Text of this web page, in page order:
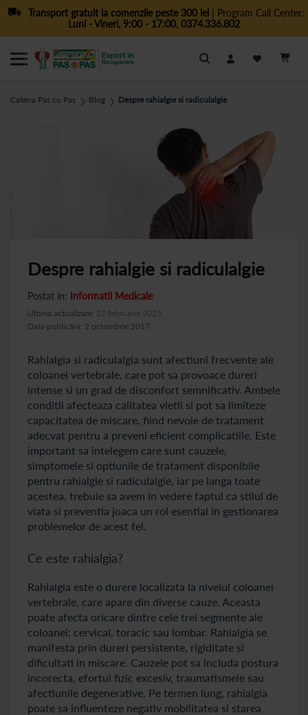
Transport gratuit la comenzile peste 300 lei| Program Call Center:
Luni - Vineri, 9:00 - 17:00, 0374.336.802
Cautare
Catena Pas cu Pas ❯ Blog ❯ Despre rahialgie si radiculalgie
Despre rahialgie si radiculalgie
Postat in: Informatii Medicale
Data publicării: 2 octombrie 2017
Ultima actualizare: 27 februarie 2025
Rahialgia si radiculalgia sunt afectiuni frecvente ale
coloanei vertebrale, care pot sa provoace dureri
intense si un grad de disconfort semnificativ. Ambele
conditii afecteaza calitatea vietii si pot sa limiteze
capacitatea de miscare, fiind nevoie de tratament
adecvat pentru a preveni eficient complicatiile. Este
important sa intelegem care sunt cauzele,
simptomele si optiunile de tratament disponibile
pentru rahialgie si radiculalgie, iar pe langa toate
acestea, trebuie sa avem in vedere faptul ca stilul de
viata si preventia joaca un rol esential in gestionarea
problemelor de acest fel.
Ce este rahialgia?
Rahialgia este o durere localizata la nivelul coloanei
vertebrale, care apare din diverse cauze. Aceasta
poate afecta oricare dintre cele trei segmente ale
coloanei: cervical, toracic sau lombar. Rahialgia se
manifesta prin dureri persistente, rigiditate si
dificultati in miscare. Cauzele pot sa includa postura
incorecta, efortul fizic excesiv, traumatismele sau
afectiunile degenerative. Pe termen lung, rahialgia
poate sa influenteze negativ mobilitatea si starea